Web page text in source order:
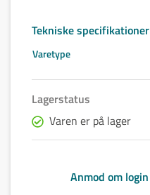
Tekniske specifikationer
Varetype
Lagerstatus
Varen er på lager
Anmod om login